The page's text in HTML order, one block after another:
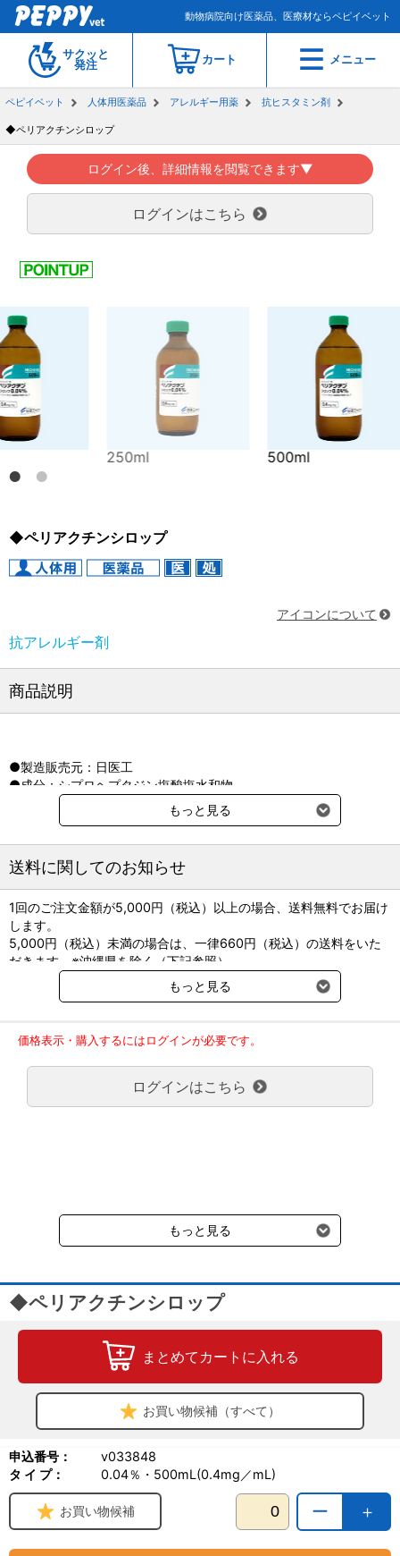
動物病院向け医薬品、医療材ならペピイベット
サクッと
発注
カート メニュー
ペピイベット 人体用医薬品 アレルギー用薬 抗ヒスタミン剤
◆ペリアクチンシロップ
ログイン後、詳細情報を閲覧できます▼
ログインはこちら
◆ペリアクチンシロップ
アイコンについて
抗アレルギー剤
商品説明
●製造販売元：日医工
●成分：シプロヘプタジン塩酸塩水和物
●剤形：無色～微黄色澄明の液（シロップ剤）
果実様のにおいを有し、強い甘味がある
もっと見る
送料に関してのお知らせ
1回のご注文金額が5,000円（税込）以上の場合、送料無料でお届け
します。
5,000円（税込）未満の場合は、一律660円（税込）の送料をいた
だきます。※沖縄県を除く（下記参照）
※2017年11月14日（火）より沖縄県へのお届けにつきましては、1
回のご注文金額（税込）が、30,000円以上で配送無料となります。
ご了承のほどよろしくお願い致します。
弊社都合でお届けが２回以上に分かれる場合の送料負担は、１回分
のみで新たな送料は発生しません。
大型商品送料が必要な商品をご注文の場合は、大型商品送料のみご
負担頂きます。
受けます。
もっと見る
価格表示・購入するにはログインが必要です。
ログインはこちら
もっと見る
◆ペリアクチンシロップ
まとめてカートに入れる
お買い物候補（すべて）
申込番号：
v033848
タ イ プ：
0.04％・500mL(0.4mg／mL)
＋
ー
お買い物候補